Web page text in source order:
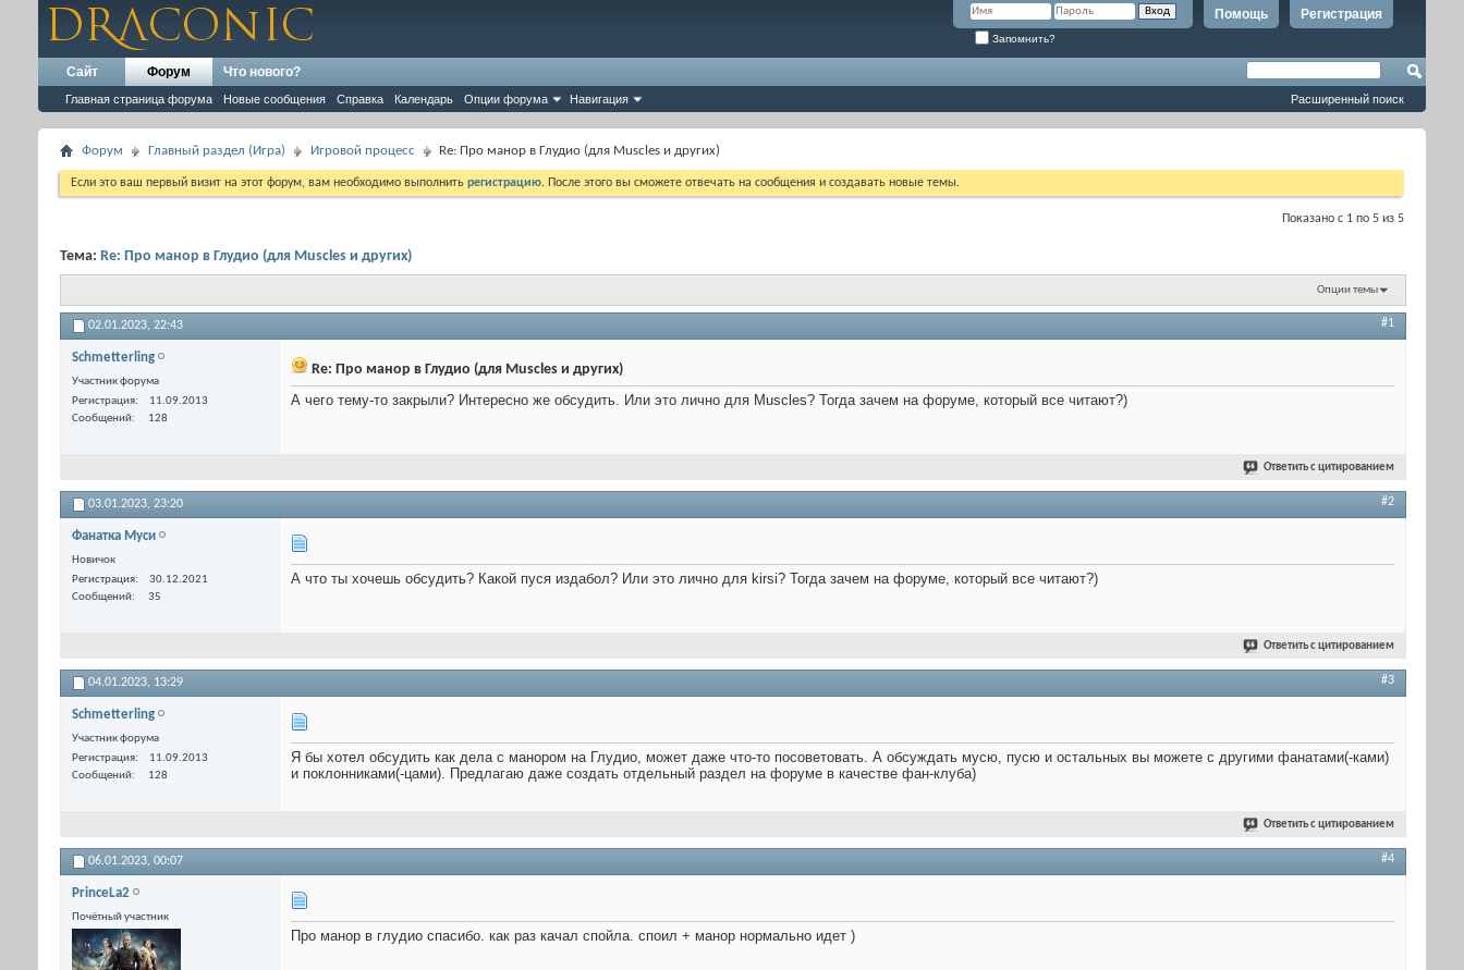
Регистрация
Помощь
Запомнить?
Сайт Форум
Главная страница форума Новые сообщения Справка Календарь Опции форума Навигация
Что нового?
Расширенный поиск
Форум Главный раздел (Игра) Игровой процесс Re: Про манор в Глудио (для Muscles и других)
Если это ваш первый визит на этот форум, вам необходимо выполнить регистрацию. После этого вы сможете отвечать на сообщения и создавать новые темы.
Показано с 1 по 5 из 5
Тема: Re: Про манор в Глудио (для Muscles и других)
Опции темы
02.01.2023, 22:43 #1
Schmetterling
Участник форума
Регистрация
11.09.2013
Сообщений
128
Re: Про манор в Глудио (для Muscles и других)
А чего тему-то закрыли? Интересно же обсудить. Или это лично для Muscles? Тогда зачем на форуме, который все читают?)
Ответить с цитированием
03.01.2023, 23:20 #2
Фанатка Муси
Новичок
Регистрация
30.12.2021
Сообщений
35
А что ты хочешь обсудить? Какой пуся издабол? Или это лично для kirsi? Тогда зачем на форуме, который все читают?)
Ответить с цитированием
04.01.2023, 13:29 #3
Schmetterling
Участник форума
Регистрация
11.09.2013
Сообщений
128
Я бы хотел обсудить как дела с манором на Глудио, может даже что-то посоветовать. А обсуждать мусю, пусю и остальных вы можете с другими фанатами(-ками)
и поклонниками(-цами). Предлагаю даже создать отдельный раздел на форуме в качестве фан-клуба)
Ответить с цитированием
06.01.2023, 00:07 #4
PrinceLa2
Почётный участник
Про манор в глудио спасибо. как раз качал спойла. споил + манор нормально идет )